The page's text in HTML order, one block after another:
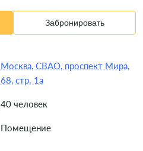
Забронировать
Москва, СВАО, проспект Мира,
68, стр. 1а
40 человек
Помещение